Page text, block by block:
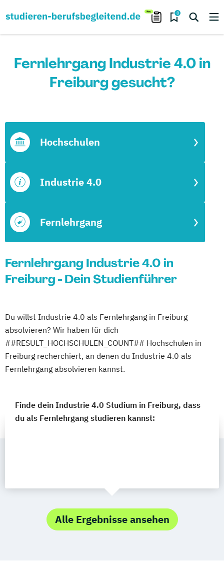
0
Fernlehrgang Industrie 4.0 in
Freiburg gesucht?
Fernlehrgang
Industrie 4.0
Hochschulen
Fernlehrgang Industrie 4.0 in
Freiburg - Dein Studienführer
Du willst Industrie 4.0 als Fernlehrgang in Freiburg
absolvieren? Wir haben für dich
##RESULT_HOCHSCHULEN_COUNT## Hochschulen in
Freiburg recherchiert, an denen du Industrie 4.0 als
Fernlehrgang absolvieren kannst.
Finde dein Industrie 4.0 Studium in Freiburg, dass
du als Fernlehrgang studieren kannst:
Alle Ergebnisse ansehen